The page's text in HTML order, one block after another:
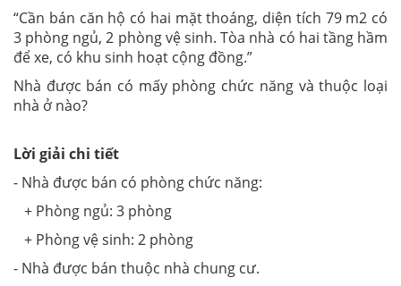
“Cần bán căn hộ có hai mặt thoáng, diện tích 79 m2 có
3 phòng ngủ, 2 phòng vệ sinh. Tòa nhà có hai tầng hầm
để xe, có khu sinh hoạt cộng đồng.”
Nhà được bán có mấy phòng chức năng và thuộc loại
nhà ở nào?
Lời giải chi tiết
- Nhà được bán có phòng chức năng:
+ Phòng ngủ: 3 phòng
+ Phòng vệ sinh: 2 phòng
- Nhà được bán thuộc nhà chung cư.